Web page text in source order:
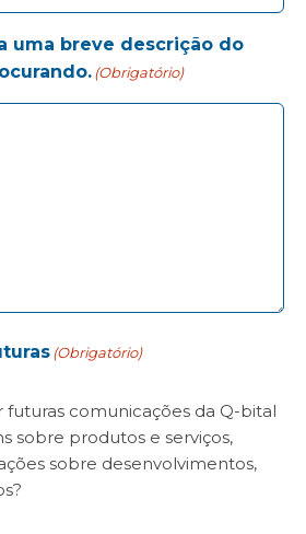
uma breve descrição do
(Obrigatório)
(Obrigatório)
futuras comunicações da Q-bital
sobre produtos e serviços,
sobre desenvolvimentos,